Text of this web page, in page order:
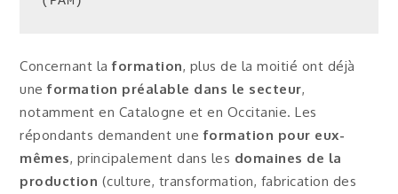
Concernant laformation, plus de la moitié ont déjà
uneformation préalable dans le secteur,
notamment en Catalogne et en Occitanie. Les
répondants demandent uneformation pour eux-
mêmes, principalement dans les domaines de la
production (culture, transformation, fabrication des